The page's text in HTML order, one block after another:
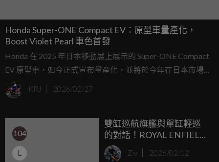
Honda Super-ONE Compact EV：原型車量產化，
Boost Violet Pearl 車色首發
Honda 在 2025 年日本移動展上展示的 Super-ONE Compact
EV 原型車，如今正式宣布量產化，並將於今年在日本市場首
發，隨後進入亞洲與英國（當地名稱為 Super-N）。令人驚
喜的是，量產版幾乎完整保留了原型車的設計，包括寬體外
KRJ 2026/02/27
104
L
雙缸巡航旗艦與單缸輕巡
的對話！ROYAL ENFIELD
SUPER METEOR 650 &
METEOR 350 試駕
Ziv 2026/02/12